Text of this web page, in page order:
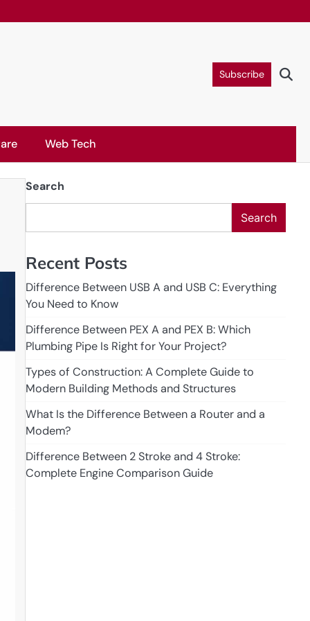
Subscribe
Web Tech
Search
Search
Recent Posts
Difference Between USB A and USB C: Everything
You Need to Know
Difference Between PEX A and PEX B: Which
Plumbing Pipe Is Right for Your Project?
Types of Construction: A Complete Guide to
Modern Building Methods and Structures
What Is the Difference Between a Router and a
Modem?
Difference Between 2 Stroke and 4 Stroke:
Complete Engine Comparison Guide